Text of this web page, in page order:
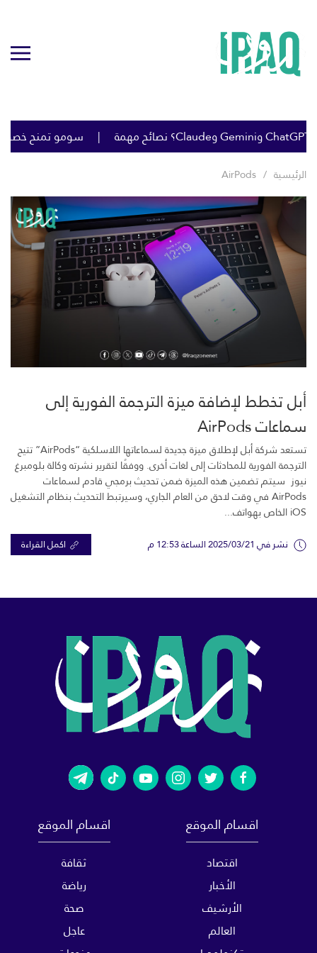
سومو تمنح
الرئيسية AirPods
أبل تخطط لإضافة ميزة الترجمة الفورية إلى
سماعات AirPods
تستعد شركة أبل لإطلاق ميزة جديدة لسماعاتها اللاسلكية “AirPods” تتيح
الترجمة الفورية للمحادثات إلى لغات أخرى. ووفقًا لتقرير نشرته وكالة بلومبرغ
نيوز سيتم تضمين هذه الميزة ضمن تحديث برمجي قادم لسماعات
AirPods في وقت لاحق من العام الجاري، وسيرتبط التحديث بنظام التشغيل
iOS الخاص بهواتف...
نشر في 2025/03/21 الساعة 12:53 م اكمل القراءة
اقسام الموقع
اقتصاد
الأخبار
الأرشيف
العالم
اقسام الموقع
ثقافة
رياضة
صحة
عاجل